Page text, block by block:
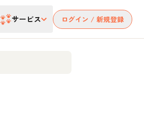
サービス ログイン / 新規登録